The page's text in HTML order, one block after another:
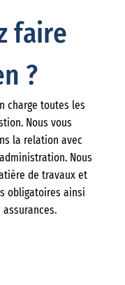
faire
?
charge toutes les
Nous vous
la relation avec
Nous
de travaux et
obligatoires ainsi